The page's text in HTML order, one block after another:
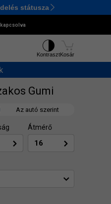
Ctrl M
státusza
KontrasztKosár
Gumi
Az autó szerint
Átmérő